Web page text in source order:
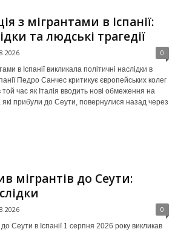
з мігрантами в Іспанії:
та людські трагедії
0
в Іспанії викликала політичні наслідки в
Педро Санчес критикує європейських колег
той час як Італія вводить нові обмеження на
які прибули до Сеути, повернулися назад через
мігрантів до Сеути:
0
Сеути в Іспанії 1 серпня 2026 року викликав